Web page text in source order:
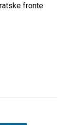
fronte